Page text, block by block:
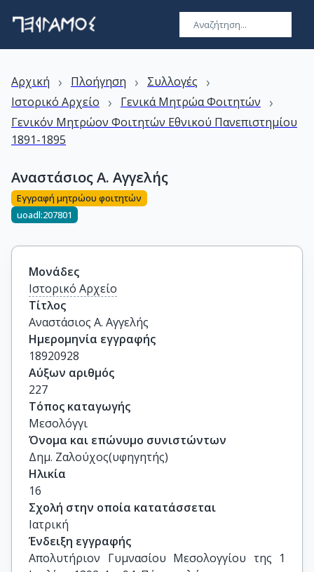
Αρχική › Πλοήγηση › Συλλογές ›
Ιστορικό Αρχείο › Γενικά Μητρώα Φοιτητών ›
Γενικόν Μητρώον Φοιτητών Εθνικού Πανεπιστημίου
1891-1895
Αναστάσιος Α. Αγγελής
Εγγραφή μητρώου φοιτητών
uoadl:207801
Μονάδες
Ιστορικό Αρχείο
Τίτλος
Αναστάσιος Α. Αγγελής
Ημερομηνία εγγραφής
18920928
Αύξων αριθμός
227
Τόπος καταγωγής
Μεσολόγγι
Όνομα και επώνυμο συνιστώντων
Δημ. Ζαλούχος(υφηγητής)
Ηλικία
16
Σχολή στην οποία κατατάσσεται
Ιατρική
Ένδειξη εγγραφής
Απολυτήριον Γυμνασίου Μεσολογγίου της 1